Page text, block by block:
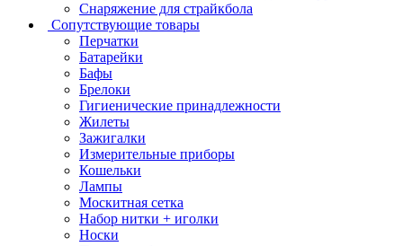
Снаряжение для страйкбола
Сопутствующие товары
Перчатки
Батарейки
Бафы
Брелоки
Гигиенические принадлежности
Жилеты
Зажигалки
Измерительные приборы
Кошельки
Лампы
Москитная сетка
Набор нитки + иголки
Носки